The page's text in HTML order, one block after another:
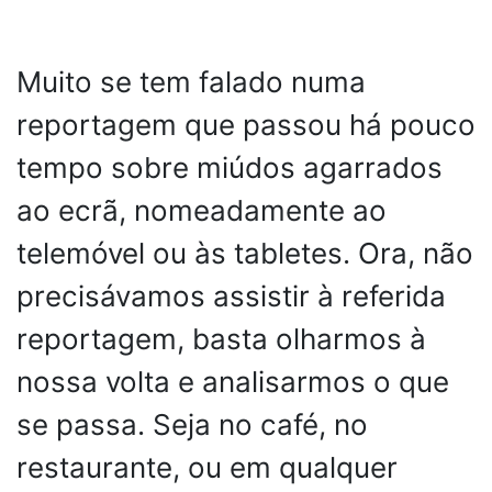
Muito se tem falado numa
reportagem que passou há pouco
tempo sobre miúdos agarrados
ao ecrã, nomeadamente ao
telemóvel ou às tabletes. Ora, não
precisávamos assistir à referida
reportagem, basta olharmos à
nossa volta e analisarmos o que
se passa. Seja no café, no
restaurante, ou em qualquer